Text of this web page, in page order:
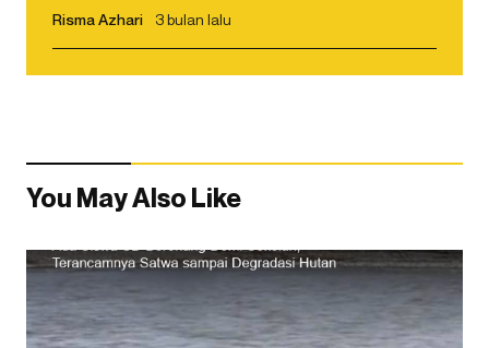
Risma Azhari 3 bulan lalu
You May Also Like